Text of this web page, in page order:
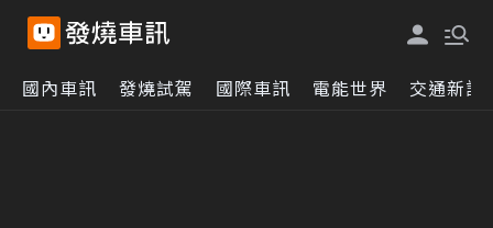
國內車訊 發燒試駕 國際車訊 電能世界 交通新訊